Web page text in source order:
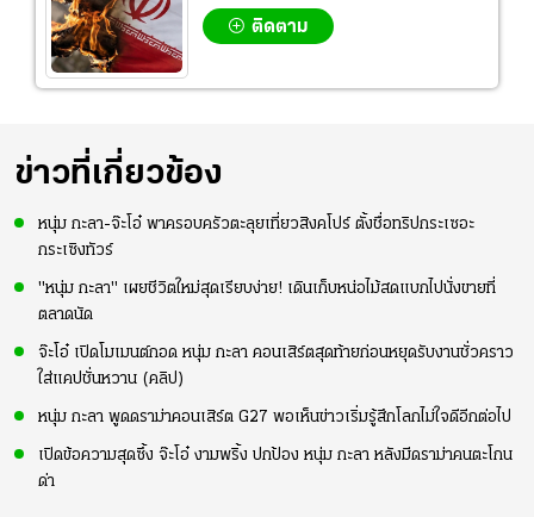
ติดตาม
ข่าวที่เกี่ยวข้อง
หนุ่ม กะลา-จ๊ะโอ๋ พาครอบครัวตะลุยเที่ยวสิงคโปร์ ตั้งชื่อทริปกระเซอะ
กระเซิงทัวร์
"หนุ่ม กะลา" เผยชีวิตใหม่สุดเรียบง่าย! เดินเก็บหน่อไม้สดแบกไปนั่งขายที่
ตลาดนัด
จ๊ะโอ๋ เปิดโมเมนต์กอด หนุ่ม กะลา คอนเสิร์ตสุดท้ายก่อนหยุดรับงานชั่วคราว
ใส่แคปชั่นหวาน (คลิป)
หนุ่ม กะลา พูดดราม่าคอนเสิร์ต G27 พอเห็นข่าวเริ่มรู้สึกโลกไม่ใจดีอีกต่อไป
เปิดข้อความสุดซึ้ง จ๊ะโอ๋ งามพริ้ง ปกป้อง หนุ่ม กะลา หลังมีดราม่าคนตะโกน
ด่า